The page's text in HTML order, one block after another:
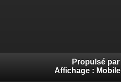
Propulsé par
Affichage : Mobile